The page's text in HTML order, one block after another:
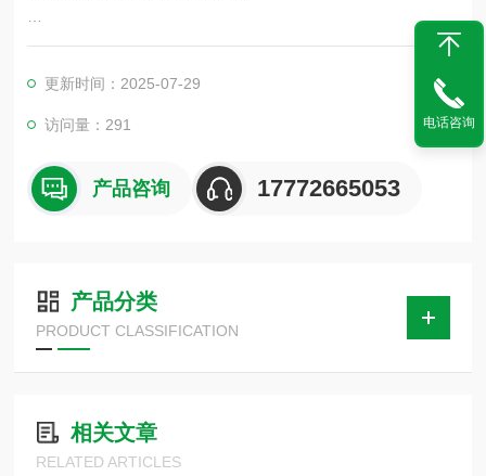
空调木托主要应用范围：楼房室内焊接管道的固定架接和安
系统中的油、水、气为介质的固定管道的安装。
更新时间：2025-07-29
访问量：291
产品咨询 17772665053
产品分类
PRODUCT CLASSIFICATION
相关文章
RELATED ARTICLES
电话咨询